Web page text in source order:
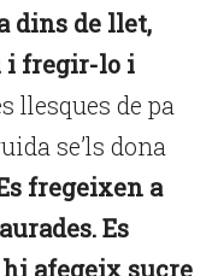
dins de llet,
i fregir-lo i
llesques de pa
se’ls dona
fregeixen a
Es
afegeix sucre